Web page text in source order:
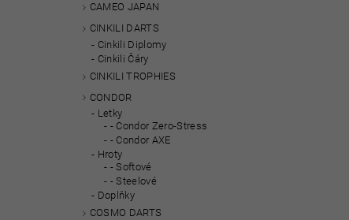
CAMEO JAPAN
CINKILI DARTS
Cinkili Diplomy
Cinkili Čáry
CINKILI TROPHIES
CONDOR
Letky
- Condor Zero-Stress
- Condor AXE
Hroty
- Softové
- Steelové
Doplňky
COSMO DARTS